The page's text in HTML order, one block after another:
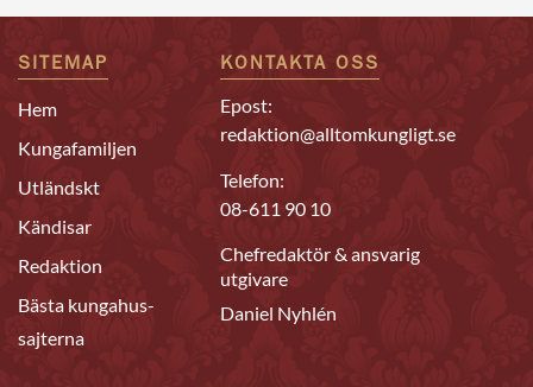
SITEMAP
Hem
Kungafamiljen
Utländskt
Kändisar
Redaktion
Bästa kungahus-
sajterna
KONTAKTA OSS
Epost:
redaktion@alltomkungligt.se
Telefon:
08-611 90 10
Chefredaktör & ansvarig
utgivare
Daniel Nyhlén